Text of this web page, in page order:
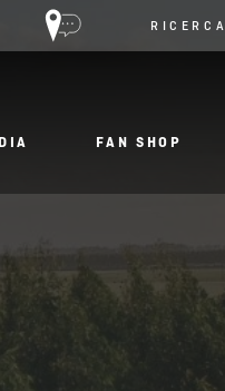
RICERCA
FAN SHOP